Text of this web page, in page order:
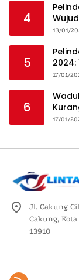
4
13/01/
5
2024:
17/01/
6
17/01/
Jl. Cakung
Cakung,
13910